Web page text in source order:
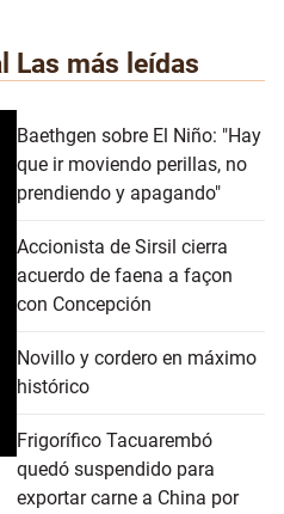
Las más leídas
Baethgen sobre El Niño: "Hay
que ir moviendo perillas, no
prendiendo y apagando"
Accionista de Sirsil cierra
acuerdo de faena a façon
con Concepción
Novillo y cordero en máximo
histórico
Frigorífico Tacuarembó
quedó suspendido para
exportar carne a China por